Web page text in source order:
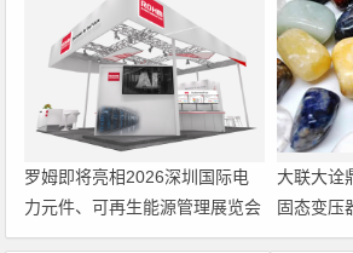
罗姆即将亮相2026深圳国际电
力元件、可再生能源管理展览会
暨研讨会
大联大诠
固态变压